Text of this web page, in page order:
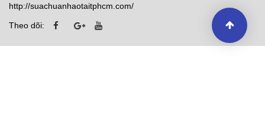
http://suachuanhaotaitphcm.com/
Theo dõi: